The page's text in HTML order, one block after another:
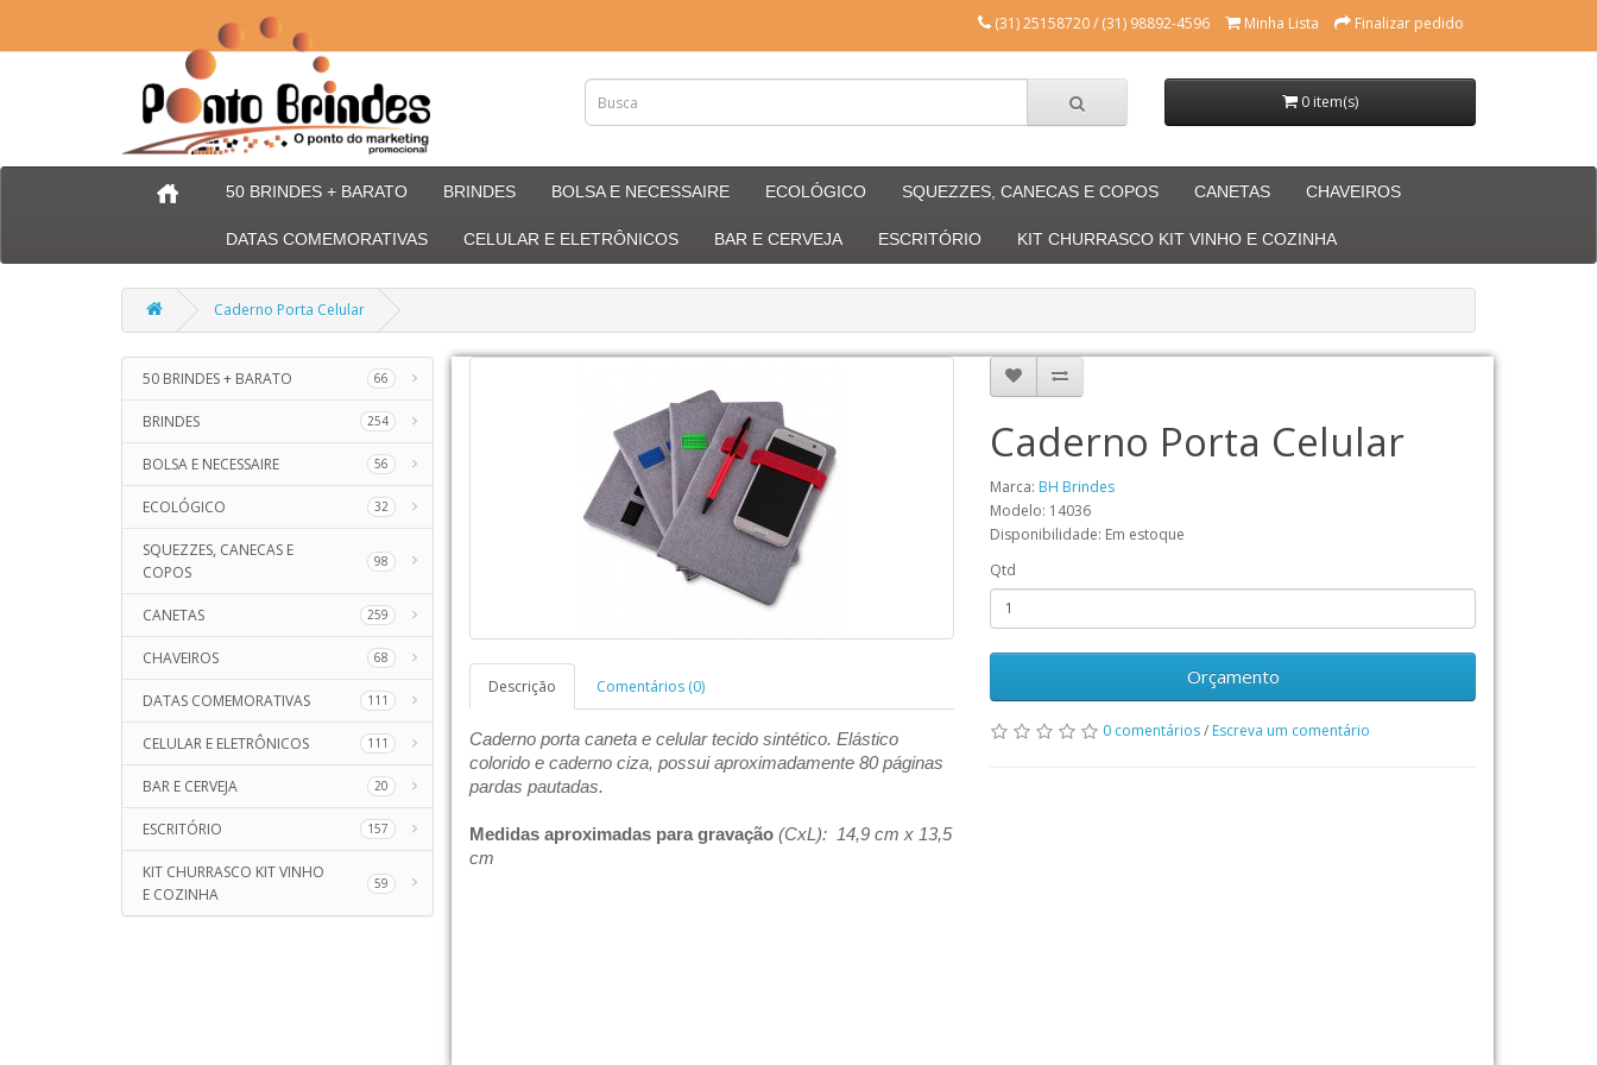
(31) 25158720 / (31) 98892-4596 Minha Lista Finalizar pedido
0 item(s)
50 BRINDES + BARATO BRINDES BOLSA E NECESSAIRE ECOLÓGICO SQUEZZES, CANECAS E COPOS CANETAS CHAVEIROS
DATAS COMEMORATIVAS CELULAR E ELETRÔNICOS BAR E CERVEJA ESCRITÓRIO KIT CHURRASCO KIT VINHO E COZINHA
Caderno Porta Celular
50 BRINDES + BARATO 66
BRINDES 254
BOLSA E NECESSAIRE 56
ECOLÓGICO 32
SQUEZZES, CANECAS E
COPOS
98
CANETAS 259
CHAVEIROS 68
DATAS COMEMORATIVAS 111
CELULAR E ELETRÔNICOS 111
BAR E CERVEJA 20
ESCRITÓRIO 157
KIT CHURRASCO KIT VINHO
E COZINHA
59
Descrição Comentários (0)
Caderno porta caneta e celular tecido sintético. Elástico
colorido e caderno ciza, possui aproximadamente 80 páginas
pardas pautadas.
Medidas aproximadas para gravação(CxL): 14,9 cm x 13,5
cm
Caderno Porta Celular
Marca: BH Brindes
Modelo: 14036
Disponibilidade: Em estoque
Qtd
Orçamento
0 comentários/ Escreva um comentário